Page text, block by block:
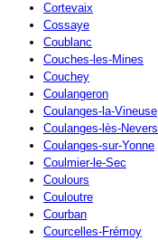
Cortevaix
Cossaye
Coublanc
Couches-les-Mines
Couchey
Coulangeron
Coulanges-la-Vineuse
Coulanges-lès-Nevers
Coulanges-sur-Yonne
Coulmier-le-Sec
Coulours
Couloutre
Courban
Courcelles-Frémoy